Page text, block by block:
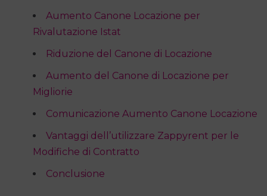
Aumento Canone Locazione per
Rivalutazione Istat
Riduzione del Canone di Locazione
Aumento del Canone di Locazione per
Migliorie
Comunicazione Aumento Canone Locazione
Vantaggi dell’utilizzare Zappyrent per le
Modifiche di Contratto
Conclusione